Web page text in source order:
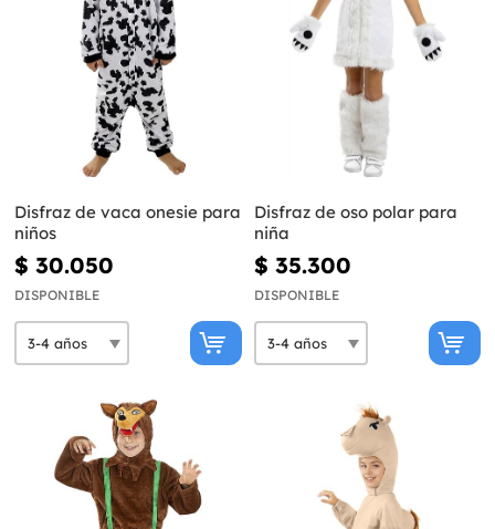
Disfraz de vaca onesie para
niños
$ 30.050
DISPONIBLE
Disfraz de oso polar para
niña
$ 35.300
DISPONIBLE